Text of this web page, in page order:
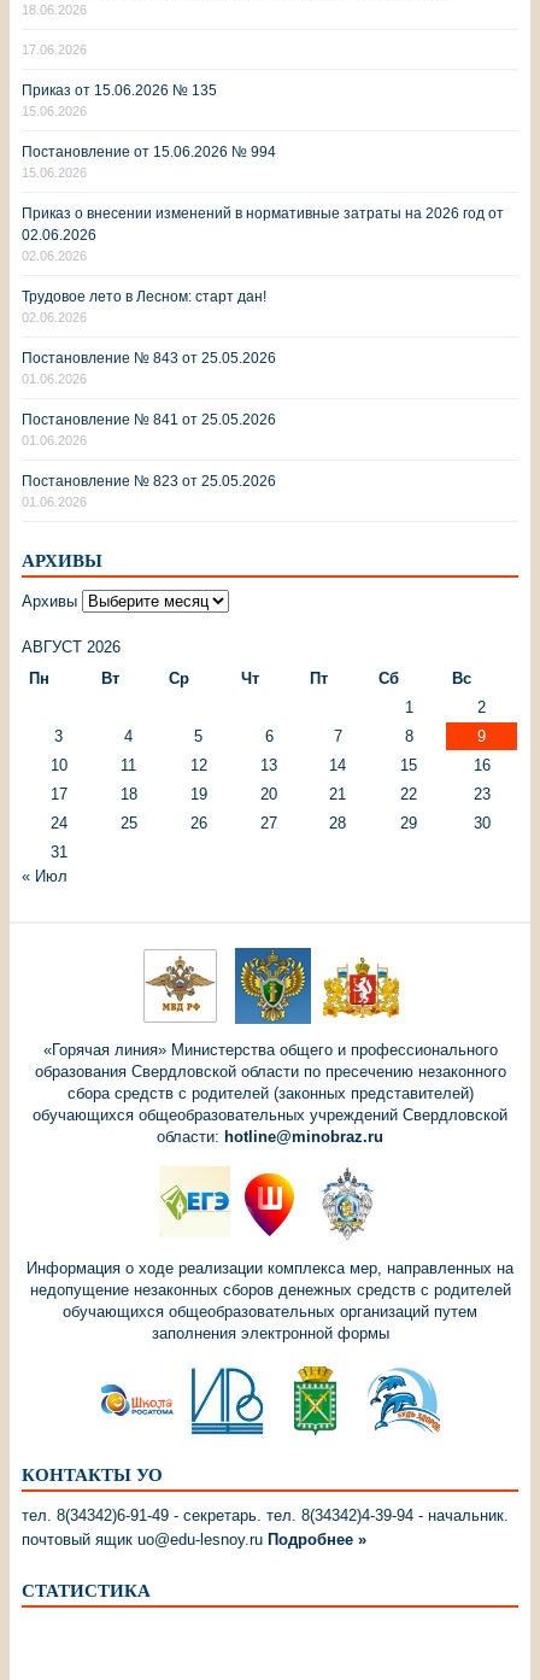
18.06.2026
17.06.2026
Приказ от 15.06.2026 № 135
15.06.2026
Постановление от 15.06.2026 № 994
15.06.2026
Приказ о внесении изменений в нормативные затраты на 2026 год от
02.06.2026
02.06.2026
Трудовое лето в Лесном: старт дан!
02.06.2026
Постановление № 843 от 25.05.2026
01.06.2026
Постановление № 841 от 25.05.2026
01.06.2026
Постановление № 823 от 25.05.2026
01.06.2026
АРХИВЫ
Архивы
АВГУСТ 2026
Пн
Вт Ср Чт Пт Сб
Вс
1
2
3
4 5 6 7 8
9
10
11 12 13 14 15
16
17
18 19 20 21 22
23
24
25 26 27 28 29
30
31
« Июл
«Горячая линия» Министерства общего и профессионального
образования Свердловской области по пресечению незаконного
сбора средств с родителей (законных представителей)
обучающихся общеобразовательных учреждений Свердловской
области: hotline@minobraz.ru
Информация о ходе реализации комплекса мер, направленных на
недопущение незаконных сборов денежных средств с родителей
обучающихся общеобразовательных организаций путем
заполнения электронной формы
КОНТАКТЫ УО
тел. 8(34342)6-91-49 - секретарь. тел. 8(34342)4-39-94 - начальник.
почтовый ящик uo@edu-lesnoy.ru Подробнее »
СТАТИСТИКА